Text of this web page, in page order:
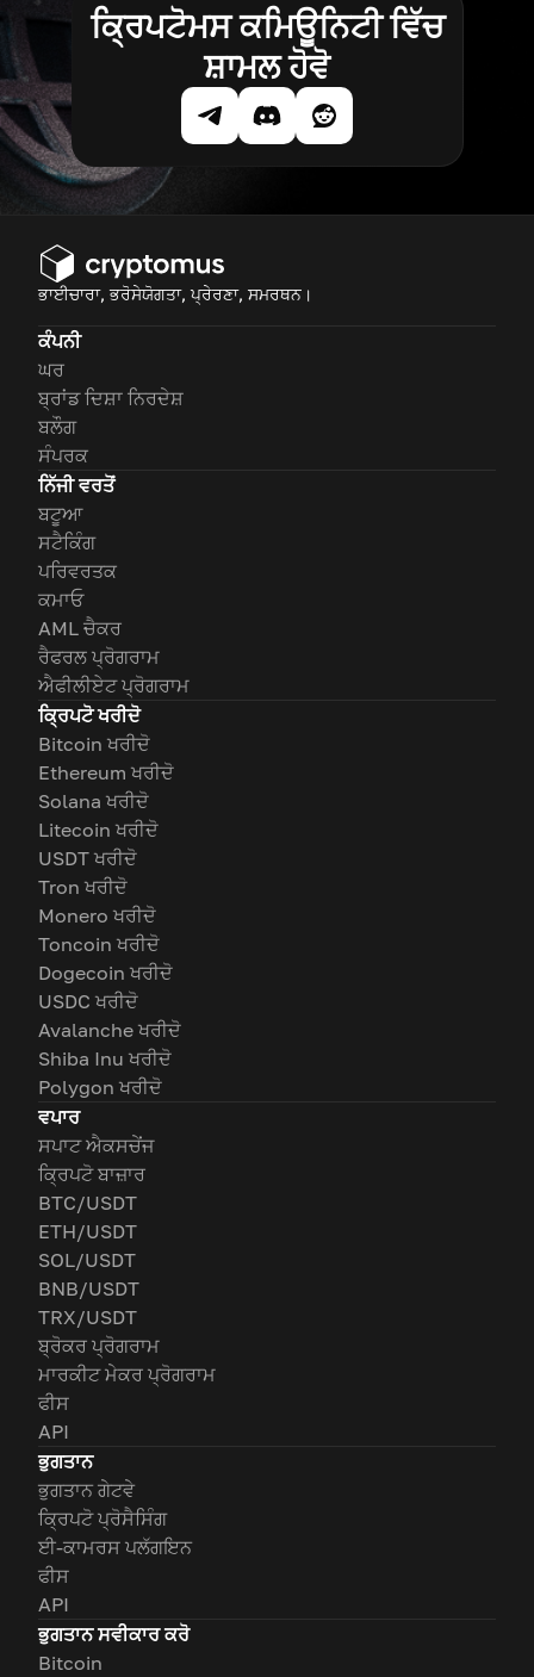
ਕ੍ਰਿਪਟੋਮਸ ਕਮਿਊਨਿਟੀ ਵਿੱਚ
ਸ਼ਾਮਲ ਹੋਵੋ
ਭਾਈਚਾਰਾ, ਭਰੋਸੇਯੋਗਤਾ, ਪ੍ਰੇਰਣਾ, ਸਮਰਥਨ।
ਕੰਪਨੀ
ਘਰ
ਬ੍ਰਾਂਡ ਦਿਸ਼ਾ ਨਿਰਦੇਸ਼
ਬਲੌਗ
ਸੰਪਰਕ
ਨਿੱਜੀ ਵਰਤੋਂ
ਬਟੂਆ
ਸਟੈਕਿੰਗ
ਪਰਿਵਰਤਕ
ਕਮਾਓ
AML ਚੈਕਰ
ਰੈਫਰਲ ਪ੍ਰੋਗਰਾਮ
ਐਫੀਲੀਏਟ ਪ੍ਰੋਗਰਾਮ
ਕ੍ਰਿਪਟੋ ਖਰੀਦੋ
Bitcoin ਖਰੀਦੋ
Ethereum ਖਰੀਦੋ
Solana ਖਰੀਦੋ
Litecoin ਖਰੀਦੋ
USDT ਖਰੀਦੋ
Tron ਖਰੀਦੋ
Monero ਖਰੀਦੋ
Toncoin ਖਰੀਦੋ
Dogecoin ਖਰੀਦੋ
USDC ਖਰੀਦੋ
Avalanche ਖਰੀਦੋ
Shiba Inu ਖਰੀਦੋ
Polygon ਖਰੀਦੋ
ਵਪਾਰ
ਸਪਾਟ ਐਕਸਚੇਂਜ
ਕ੍ਰਿਪਟੋ ਬਾਜ਼ਾਰ
BTC/USDT
ETH/USDT
SOL/USDT
BNB/USDT
TRX/USDT
ਬ੍ਰੋਕਰ ਪ੍ਰੋਗਰਾਮ
ਮਾਰਕੀਟ ਮੇਕਰ ਪ੍ਰੋਗਰਾਮ
ਫੀਸ
API
ਭੁਗਤਾਨ
ਭੁਗਤਾਨ ਗੇਟਵੇ
ਕ੍ਰਿਪਟੋ ਪ੍ਰੋਸੈਸਿੰਗ
ਈ-ਕਾਮਰਸ ਪਲੱਗਇਨ
ਫੀਸ
API
ਭੁਗਤਾਨ ਸਵੀਕਾਰ ਕਰੋ
Bitcoin